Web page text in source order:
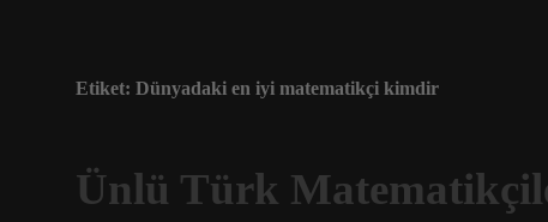
Etiket: Dünyadaki en iyi matematikçi kimdir
Ünlü Türk